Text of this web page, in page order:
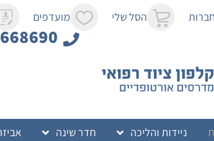
הסל שלי מועדפים
ניידות והליכה חדר שינה